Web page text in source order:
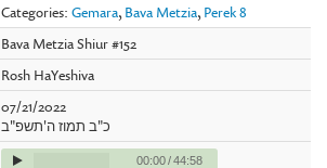
Categories:Gemara, Bava Metzia, Perek 8
Bava Metzia Shiur #152
Rosh HaYeshiva
07/21/2022
כ"ב תמוז ה'תשפ"ב
00:00/44:58